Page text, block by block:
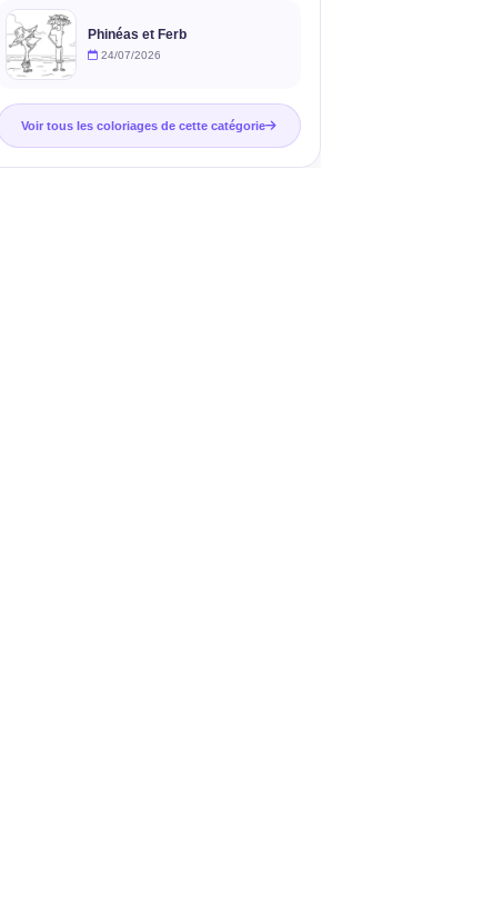
Phinéas et Ferb
24/07/2026
Voir tous les coloriages de cette catégorie